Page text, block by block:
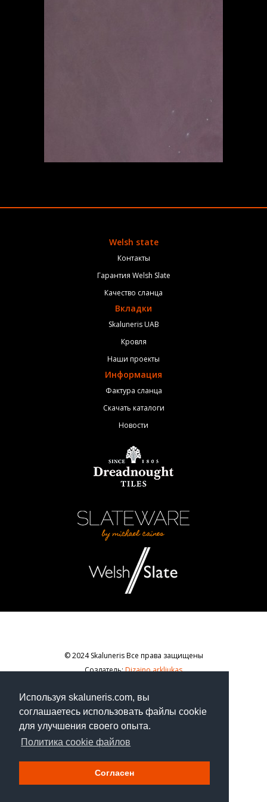
Используя skaluneris.com, вы
соглашаетесь использовать файлы cookie
для улучшения своего опыта.
Политика cookie файлов
Согласен
Welsh state
Контакты
Гарантия Welsh Slate
Качество сланца
Вкладки
Skaluneris UAB
Кровля
Наши проекты
Информация
Фактура сланца
Скачать каталоги
Новости
© 2024 Skaluneris Все права защищены
Создатель:Dizaino arkliukas
SKALUNERIS, Elevatoriaus g. 28, Kėdainiai.
+370 698 89 801,info@skaluneris.com